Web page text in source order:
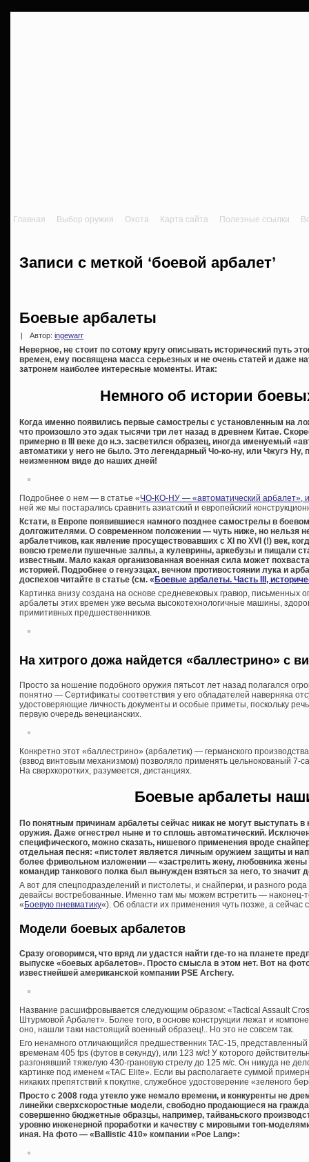
Главная Выбор оружия Охота Карта сайта Полезные ссылки
Записи с меткой ‘боевой арбалет’
Боевые арбалеты
Автор: ingewarr
Неверное, не стоит по сотому кругу описывать исторический путь
времен, ему посвящена масса серьезных и не очень статей и даже
затронем наиболее интересные моменты. Итак:
Немного об истории
Когда именно появились первые самострелы с установленным на
что произошло это эдак тысячи три лет назад в древнем Китае.
примерно в III веке до н.э. засветился образец, иногда именуемый
автоматики у него не было. Это легендарный Чо-ко-ну, или Чжугэ Ну,
неизменном виде до наших дней!
Подробнее о нем — в статье «ЧО-КО-НУ — «автоматический арбалет»,
ней же мы постарались сравнить азиатский и европейский
Кстати, в Европе появившиеся намного позднее самострелы в
долгожителями. О современном положении — чуть ниже, но нельзя
арбалетчиков, как явление просуществовавших с XI по XVI (!) век,
вовсю гремели пушечные залпы, а кулеврины, аркебузы и пищали
известным. Мало какая организованная военная сила может
историей. Подробнее о генуэзцах, вечном противостоянии лука и
доспехов читайте в статье (см. «Боевые арбалеты. Часть III,
Картинка внизу создана на основе средневековых гравюр, письменных
арбалеты этих времен уже весьма высокотехнологичные машины,
примитивных предшественников.
На хитрого дожа найдется «баллестрино» с
Просто за ношение подобного оружия пятьсот лет назад полагался
понятно — Сертификаты соответствия у его обладателей наверняка
удостоверяющие личность документы и особые приметы, поскольку
первую очередь венецианских.
Конкретно этот «баллестрино» (арбалетик) — германского
(взвод винтовым механизмом) позволяло применять цельнокованый 7-
На сверхкоротких, разумеется, дистанциях.
Боевые арбалеты
По понятным причинам арбалеты сейчас никак не могут выступать в
оружия. Даже огнестрел ныне и то сплошь автоматический.
специфического, можно сказать, нишевого применения вроде
отдельная песня: «пистолет является личным оружием защиты и
более фривольном изложении — «застрелить жену, любовника жены
командир танкового полка был вынужден взяться за него, то значит
А вот для спецподразделений и пистолеты, и снайперки, и разного
девайсы востребованные. Именно там мы можем встретить — наконец-
« Боевую пневматику«). Об области их применения чуть позже, а сейчас
Модели боевых арбалетов
Сразу оговоримся, что вряд ли удастся найти где-то на планете
выпуске «боевых арбалетов». Просто смысла в этом нет. Вот на
известнейшей американской компании PSE Archery.
Название расшифровывается следующим образом: «Tactical Assault
Штурмовой Арбалет». Более того, в основе конструкции лежат и
оно, нашли таки настоящий военный образец!.. Но это не совсем так.
Его ненамного отличающийся предшественник TAC-15,
временам 405 fps (футов в секунду), или 123 м/с! У которого
разгонявший тяжелую 430-грановую стрелу до 125 м/с. Он никуда не
картинке под именем «TAC Elite». Если вы располагаете суммой
никаких препятствий к покупке, служебное удостоверение «зеленого
Просто с 2008 года утекло уже немало времени, и конкуренты не
линейки сверхскоростные модели, свободно продающиеся на
совершенно бюджетные образцы, например, тайваньского
уровню инженерной проработки и качеству с мировыми топ-
иная. На фото — «Ballistic 410» компании «Poe Lang»: